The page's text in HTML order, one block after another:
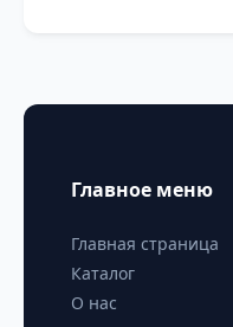
Главное меню
Главная страница
Каталог
О нас